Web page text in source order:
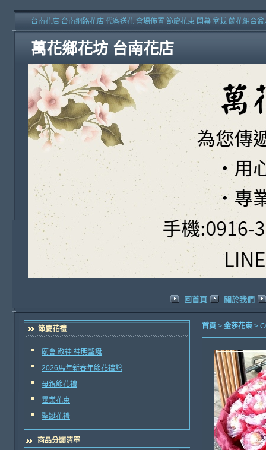
萬花鄉花坊 台南花店
台南花店 台南網路花店 代客送花 會場佈置 節慶花束 開幕 盆栽 蘭花組合
回首頁 關於我們
節慶花禮
廟會 敬神 神明聖誕
2026馬年新春年節花禮館
母親節花禮
畢業花束
聖誕花禮
商品分類清單
首頁 > 金莎花束 >